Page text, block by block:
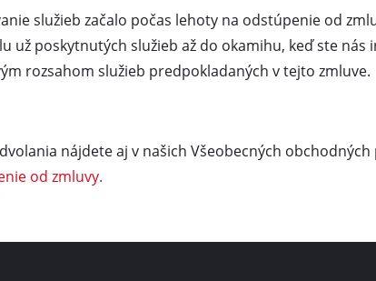
služieb začalo počas lehoty na odstúpenie od
už poskytnutých služieb až do okamihu, keď ste
rozsahom služieb predpokladaných v tejto zmluve.
nájdete aj v našich Všeobecných
od zmluvy.